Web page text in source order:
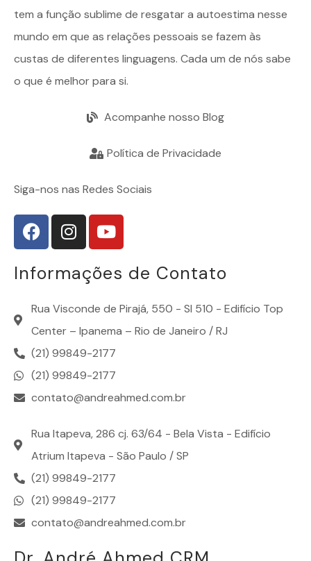
tem a função sublime de resgatar a autoestima nesse
mundo em que as relações pessoais se fazem às
custas de diferentes linguagens. Cada um de nós sabe
o que é melhor para si.
Acompanhe nosso Blog
Política de Privacidade
Siga-nos nas Redes Sociais
Informações de Contato
Rua Visconde de Pirajá, 550 - Sl 510 - Edifício Top
Center – Ipanema – Rio de Janeiro / RJ
(21) 99849-2177
(21) 99849-2177
contato@andreahmed.com.br
Rua Itapeva, 286 cj. 63/64 - Bela Vista - Edifício
Atrium Itapeva - São Paulo / SP
(21) 99849-2177
(21) 99849-2177
contato@andreahmed.com.br